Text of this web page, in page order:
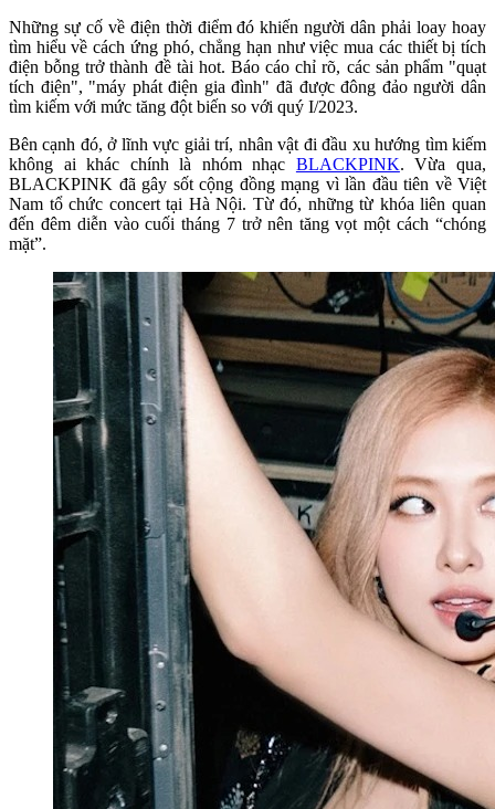
Những sự cố về điện thời điểm đó khiến người dân phải loay hoay
tìm hiểu về cách ứng phó, chẳng hạn như việc mua các thiết bị tích
điện bỗng trở thành đề tài hot. Báo cáo chỉ rõ, các sản phẩm "quạt
tích điện", "máy phát điện gia đình" đã được đông đảo người dân
tìm kiếm với mức tăng đột biến so với quý I/2023.
Bên cạnh đó, ở lĩnh vực giải trí, nhân vật đi đầu xu hướng tìm kiếm
không ai khác chính là nhóm nhạc BLACKPINK. Vừa qua,
BLACKPINK đã gây sốt cộng đồng mạng vì lần đầu tiên về Việt
Nam tổ chức concert tại Hà Nội. Từ đó, những từ khóa liên quan
đến đêm diễn vào cuối tháng 7 trở nên tăng vọt một cách “chóng
mặt”.